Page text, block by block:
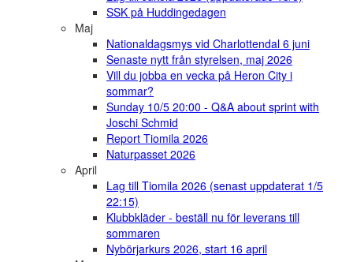
SSK på Huddingedagen
Maj
Nationaldagsmys vid Charlottendal 6 juni
Senaste nytt från styrelsen, maj 2026
Vill du jobba en vecka på Heron City i
sommar?
Sunday 10/5 20:00 - Q&A about sprint with
Joschi Schmid
Report Tiomila 2026
Naturpasset 2026
April
Lag till Tiomila 2026 (senast uppdaterat 1/5
22:15)
Klubbkläder - beställ nu för leverans till
sommaren
Nybörjarkurs 2026, start 16 april